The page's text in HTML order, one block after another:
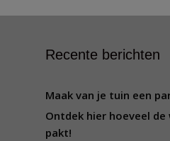
Recente berichten
Maak van je tuin een
Ontdek hier hoeveel
pakt!